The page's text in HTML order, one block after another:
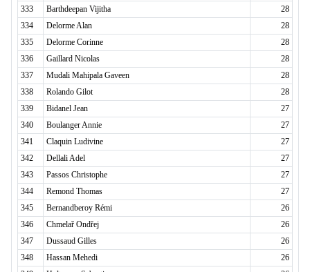
333
Barthdeepan Vijitha
28
334
Delorme Alan
28
335
Delorme Corinne
28
336
Gaillard Nicolas
28
337
Mudali Mahipala Gaveen
28
338
Rolando Gilot
28
339
Bidanel Jean
27
340
Boulanger Annie
27
341
Claquin Ludivine
27
342
Dellali Adel
27
343
Passos Christophe
27
344
Remond Thomas
27
345
Bernandberoy Rémi
26
346
Chmelař Ondřej
26
347
Dussaud Gilles
26
348
Hassan Mehedi
26